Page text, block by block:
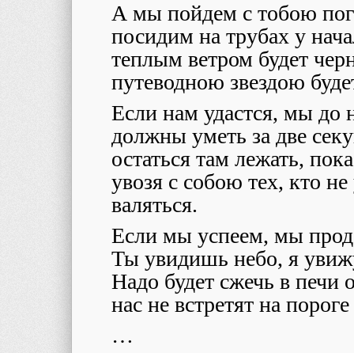
А мы пойдем с тобою
посидим на трубах у
теплым ветром будет
путеводною звездою
Если нам удастся, мы до
должны уметь за две
остаться там лежать,
увозя с собою тех, кто
валяться.
Если мы успеем, мы
Ты увидишь небо, я
Надо будет сжечь в печи
нас не встретят на
…